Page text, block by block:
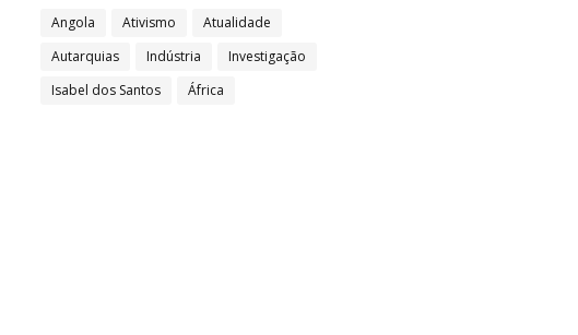
Angola Ativismo
Atualidade
Autarquias
Indústria
Investigação
Isabel dos Santos
África